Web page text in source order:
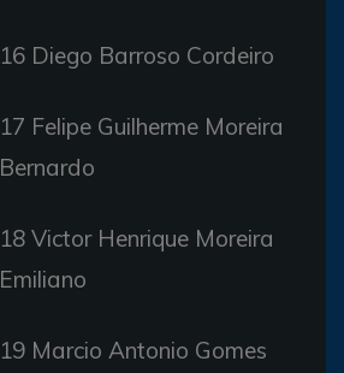
16 Diego Barroso Cordeiro
17 Felipe Guilherme Moreira
Bernardo
18 Victor Henrique Moreira
Emiliano
19 Marcio Antonio Gomes